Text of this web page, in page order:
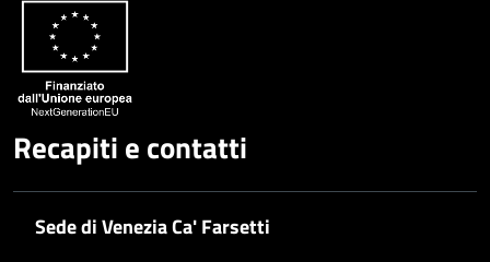
Recapiti e contatti
Sede di Venezia Ca' Farsetti